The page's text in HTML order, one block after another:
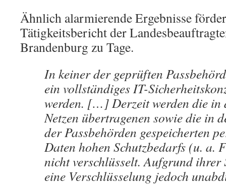
Ähnlich alarmierende Ergebnisse
Tätigkeitsbericht der
Brandenburg zu Tage.
In keiner der geprüften
ein vollständiges IT-
werden. […] Derzeit werden die in
Netzen übertragenen sowie die in
der Passbehörden gespeicherten
Daten hohen Schutzbedarfs (u. a.
nicht verschlüsselt. Aufgrund ihrer
eine Verschlüsselung jedoch